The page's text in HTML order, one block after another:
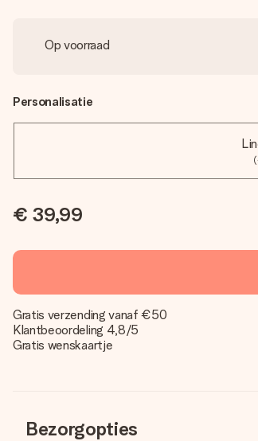
Op voorraad
Personalisatie
€ 39,99
Gratis verzending vanaf €50
Klantbeoordeling 4,8/5
Gratis wenskaartje
Bezorgopties